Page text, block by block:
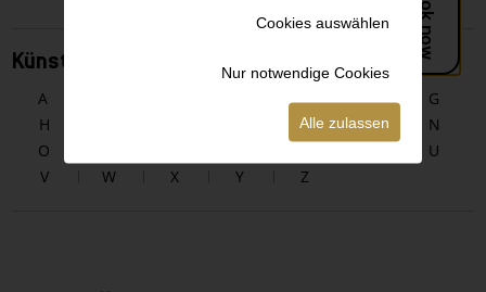
Cookies auswählen
Nur notwendige Cookies
Alle zulassen
KünstlerInnen alphabetisch
A E F
G
H
L M
N
O
U
V
W X Y Z